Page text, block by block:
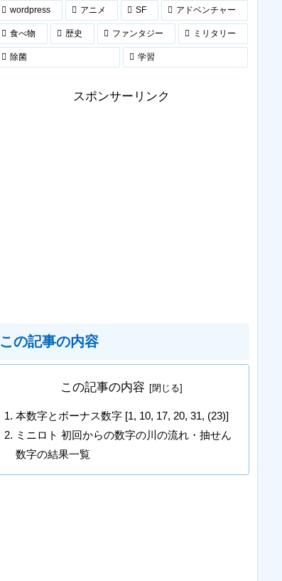
wordpress アニメ SF アドベンチャー
食べ物 歴史 ファンタジー ミリタリー
除菌 学習
スポンサーリンク
この記事の内容
この記事の内容
本数字とボーナス数字 [1, 10, 17, 20, 31, (23)]
ミニロト 初回からの数字の川の流れ・抽せん
数字の結果一覧